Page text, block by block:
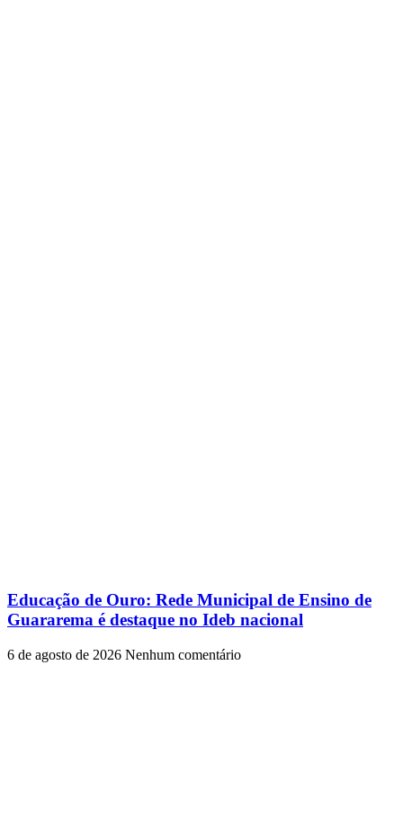
Educação de Ouro: Rede Municipal de Ensino de
Guararema é destaque no Ideb nacional
6 de agosto de 2026 Nenhum comentário